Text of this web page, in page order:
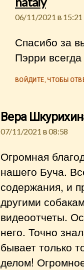
06/11/2021 в 15:21
Спасибо за
Пэрри
ВОЙДИТЕ, ЧТОБЫ
Вера
07/11/2021 в 08:58
Огромная
нашего Буча.
содержания, и
другими
видеоотчеты.
него. Точно
бывает только
делом!